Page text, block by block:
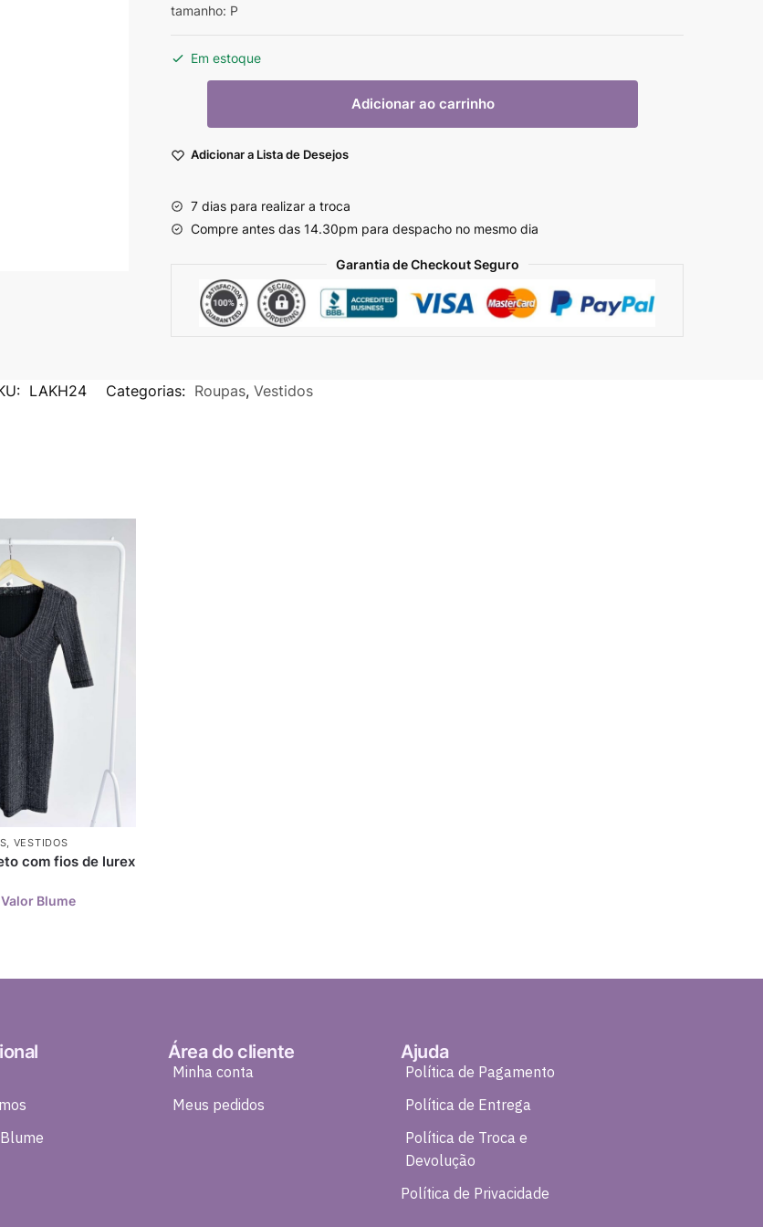
tamanho: P
Em estoque
Adicionar ao carrinho
Adicionar a Lista de Desejos
7 dias para realizar a troca
Compre antes das 14.30pm para despacho no mesmo dia
Garantia de Checkout Seguro
LAKH24 Categorias: Roupas, Vestidos
VESTIDOS
com fios de lurex
Área do cliente
Minha conta
Meus pedidos
Ajuda
Política de Pagamento
Política de Entrega
Política de Troca e
Devolução
Política de Privacidade